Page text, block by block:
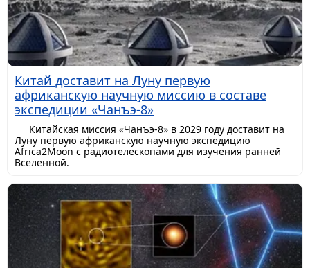
Китай доставит на Луну первую
африканскую научную миссию в составе
экспедиции «Чанъэ-8»
Китайская миссия «Чанъэ-8» в 2029 году доставит на
Луну первую африканскую научную экспедицию
Africa2Moon с радиотелескопами для изучения ранней
Вселенной.